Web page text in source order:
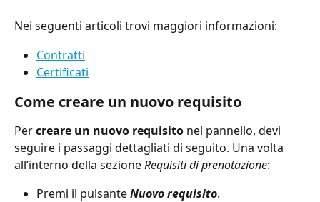
Nei seguenti articoli trovi maggiori informazioni:
Contratti
Certificati
Come creare un nuovo requisito
Per creare un nuovo requisito nel pannello, devi
seguire i passaggi dettagliati di seguito. Una volta
all’interno della sezione Requisiti di prenotazione:
Premi il pulsante Nuovo requisito.